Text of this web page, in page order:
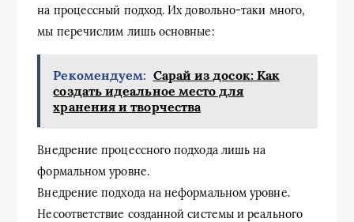
на процессный подход. Их довольно-таки много,
мы перечислим лишь основные:
Рекомендуем: Сарай из досок: Как
создать идеальное место для
хранения и творчества
Внедрение процессного подхода лишь на
формальном уровне.
Внедрение подхода на неформальном уровне.
Несоответствие созданной системы и реального